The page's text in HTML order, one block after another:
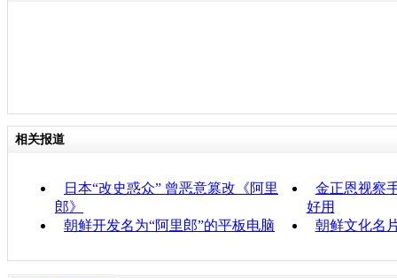
相关报道
日本“改史惑众” 曾恶意篡改《阿里
郎》
金正恩视察
好用
朝鲜开发名为“阿里郎”的平板电脑
朝鲜文化名